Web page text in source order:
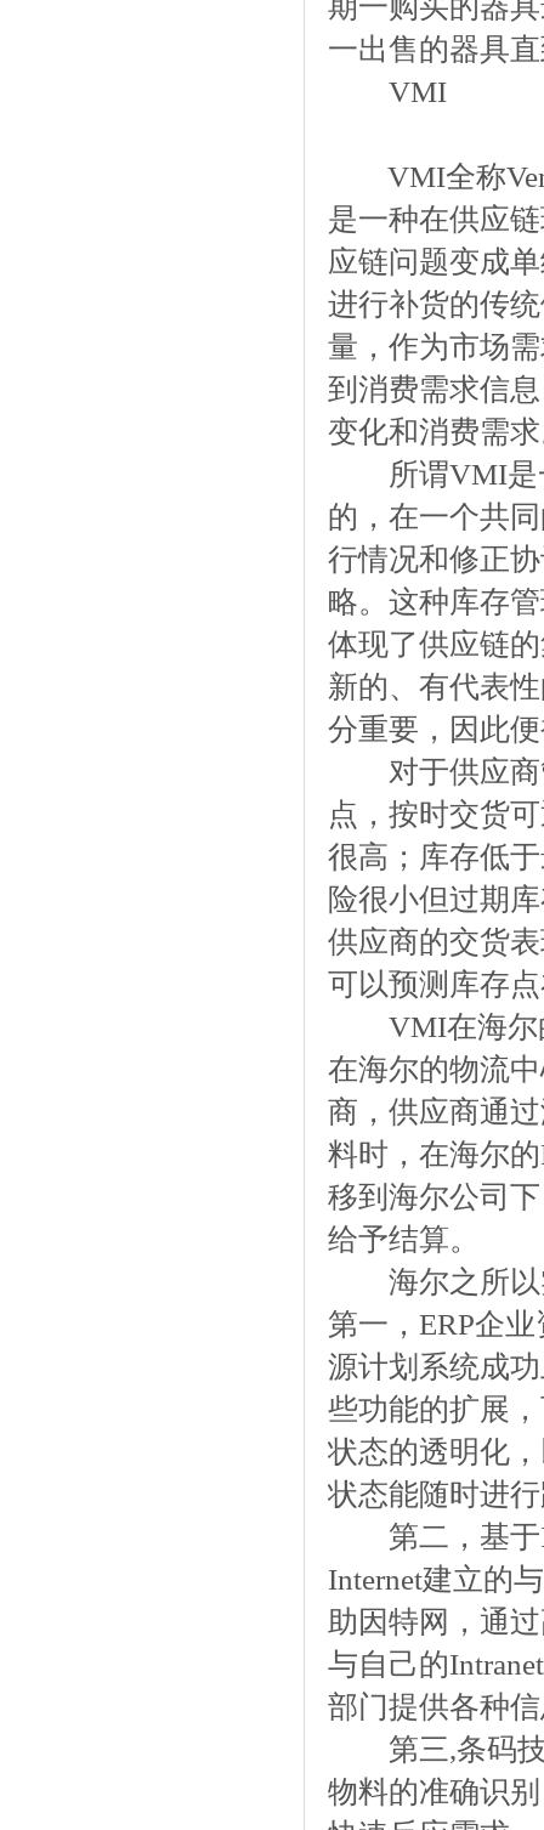
期一购买的器
一出售的器具
VMI
VMI全称
是一种在供应
应链问题变成
进行补货的传
量，作为市场
到消费需求信
变化和消费需
所谓VMI是一
的，在一个共
行情况和修正
略。这种库存
体现了供应链
新的、有代表
分重要，因此
对于供应商
点，按时交货
很高；库存低
险很小但过期
供应商的交货
可以预测库存
VMI在海尔的
在海尔的物流
商，供应商通
料时，在海尔
移到海尔公司
给予结算。
海尔之所以
第一，ERP企
源计划系统成
些功能的扩展
状态的透明化
状态能随时进
第二，基于
Internet建立的
助因特网，通
与自己的
部门提供各种
第三,条码技
物料的准确识